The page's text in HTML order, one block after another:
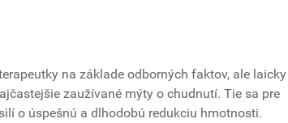
na základe odborných faktov, ale laicky
zaužívané mýty o chudnutí. Tie sa pre
o úspešnú a dlhodobú redukciu hmotnosti.